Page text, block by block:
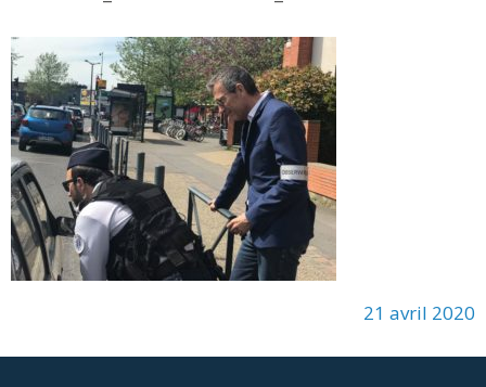
21 avril 2020